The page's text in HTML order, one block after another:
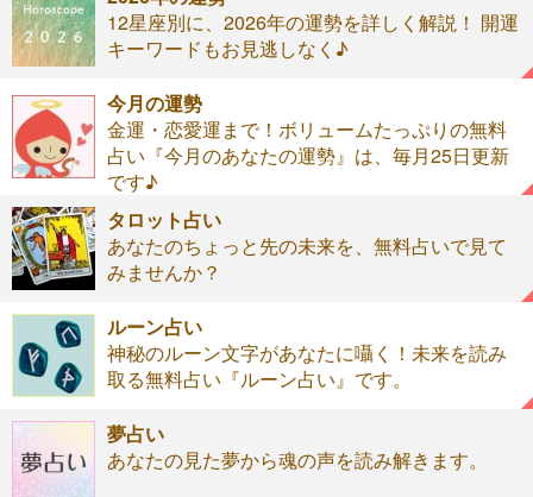
12星座別に、2026年の運勢を詳しく解説！ 開運
キーワードもお見逃しなく♪
今月の運勢
金運・恋愛運まで！ボリュームたっぷりの無料
占い『今月のあなたの運勢』は、毎月25日更新
です♪
タロット占い
あなたのちょっと先の未来を、無料占いで見て
みませんか？
ルーン占い
神秘のルーン文字があなたに囁く！未来を読み
取る無料占い『ルーン占い』です。
夢占い
あなたの見た夢から魂の声を読み解きます。